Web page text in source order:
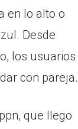
en lo alto o
Desde
los usuarios
con pareja.
que llego